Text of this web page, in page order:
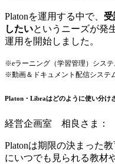
Platonを運用する中で、
したいというニーズが発
運用を開始しました。
※eラーニング（学習管理）システ
※動画＆ドキュメント配信システ
Platon・Libraはどのように使い分け
経営企画室 相良さま：
Platonは期限の決まった
にいつでも見られる教材